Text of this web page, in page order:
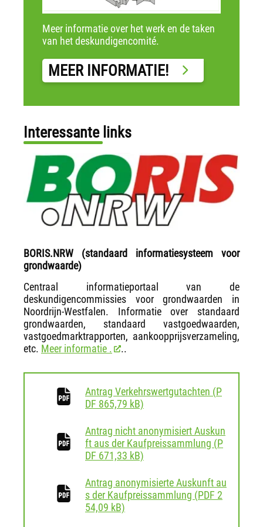
Meer informatie over het werk en de taken
van het deskundigencomité.
MEER INFORMATIE!
Interessante links
BORIS.NRW (standaard informatiesysteem voor
grondwaarde)
Centraal informatieportaal van de
deskundigencommissies voor grondwaarden in
Noordrijn-Westfalen. Informatie over standaard
grondwaarden, standaard vastgoedwaarden,
vastgoedmarktrapporten, aankoopprijsverzameling,
etc. Meer informatie . ..
Antrag Verkehrswertgutachten (P
DF 865,79 kB)
Antrag nicht anonymisiert Auskun
ft aus der Kaufpreissammlung (P
DF 671,33 kB)
Antrag anonymisierte Auskunft au
s der Kaufpreissammlung (PDF 2
54,09 kB)